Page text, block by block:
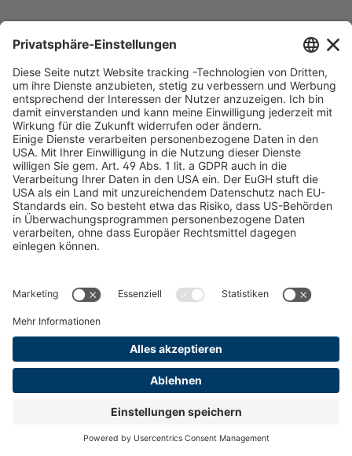
4. Ihre Rechte in Bezug auf die
Datenverarbeitung
Grundsätzlich haben Sie das Recht auf Auskunft,
Berichtigung, Löschung, Einschränkung der
Verarbeitung, Datenübertragbarkeit, Widerruf der
Einwilligung und Widerspruch.
Wenn Sie der Meinung sind, dass die Verarbeitung
Ihrer Daten gegen das Datenschutzrecht verstößt oder
Ihre Datenschutzrechte anderweitig verletzt wurden,
können Sie eine Beschwerde bei der zuständigen
nationalen Aufsichtsbehörde einreichen.
Aufsichtsbehörden finden Sie
unter: https://www.edpb.europa.eu/about-
In Österreich ist dies die Österreichische
Datenschutzbehörde
(https://www.dsb.gv.at/kontakt).
Sie können uns unter den folgenden Kontaktdaten
pewag International GmbH, Gaslaternenweg 4,